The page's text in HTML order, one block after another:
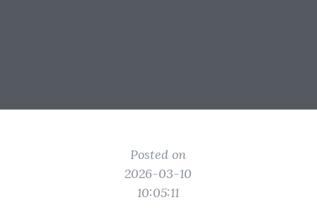
Posted on
2026-03-10
10:05:11